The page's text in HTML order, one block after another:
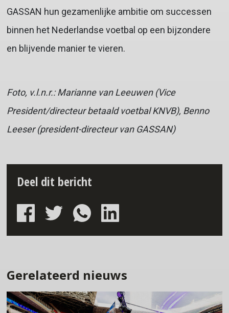
GASSAN hun gezamenlijke ambitie om successen
binnen het Nederlandse voetbal op een bijzondere
en blijvende manier te vieren.
Foto, v.l.n.r.: Marianne van Leeuwen (Vice
President/directeur betaald voetbal KNVB), Benno
Leeser (president-directeur van GASSAN)
Deel dit bericht
Gerelateerd nieuws